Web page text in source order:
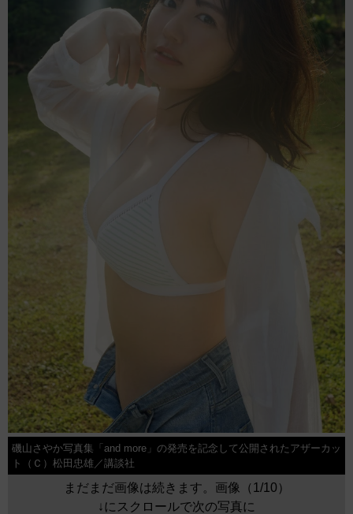
磯山さやか写真集「and more」の発売を記念して公開されたアザーカッ
ト（Ｃ）松田忠雄／講談社
まだまだ画像は続きます。画像（1/10）
↓にスクロールで次の写真に